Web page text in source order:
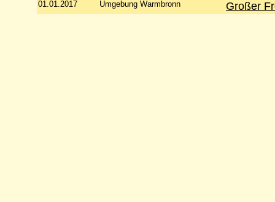
01.01.2017 Umgebung Warmbronn Großer